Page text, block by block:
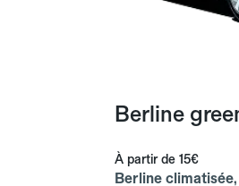
Berline
À partir de 15€
Berline